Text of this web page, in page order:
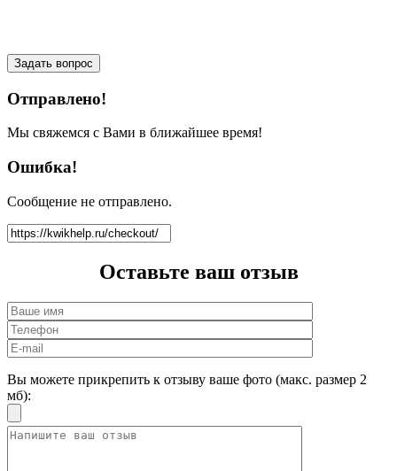
Отправлено!
Мы свяжемся с Вами в ближайшее время!
Ошибка!
Сообщение не отправлено.
Оставьте ваш отзыв
Вы можете прикрепить к отзыву ваше фото (макс. размер 2
мб):